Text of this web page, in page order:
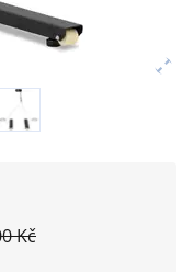
Kč